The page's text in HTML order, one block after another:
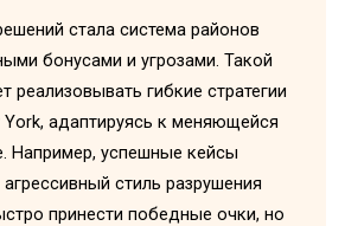
стала система районов
бонусами и угрозами. Такой
реализовывать гибкие стратегии
адаптируясь к меняющейся
Например, успешные кейсы
стиль разрушения
принести победные очки, но